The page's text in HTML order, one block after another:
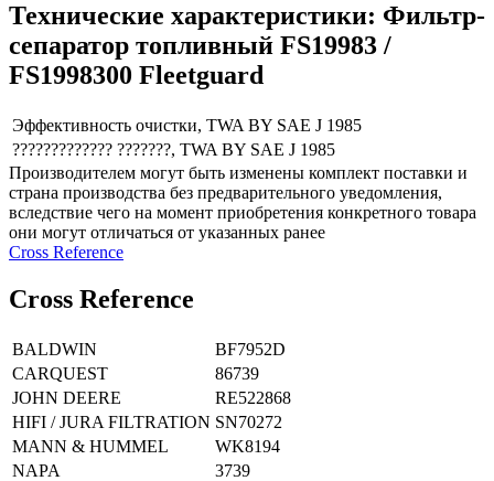
Технические характеристики: Фильтр-
сепаратор топливный FS19983 /
FS1998300 Fleetguard
Эффективность очистки, TWA BY SAE J 1985
????????????? ???????, TWA BY SAE J 1985
Производителем могут быть изменены комплект поставки и
страна производства без предварительного уведомления,
вследствие чего на момент приобретения конкретного товара
они могут отличаться от указанных ранее
Сross Reference
Сross Reference
BALDWIN
BF7952D
CARQUEST
86739
JOHN DEERE
RE522868
HIFI / JURA FILTRATION SN70272
MANN & HUMMEL
WK8194
NAPA
3739